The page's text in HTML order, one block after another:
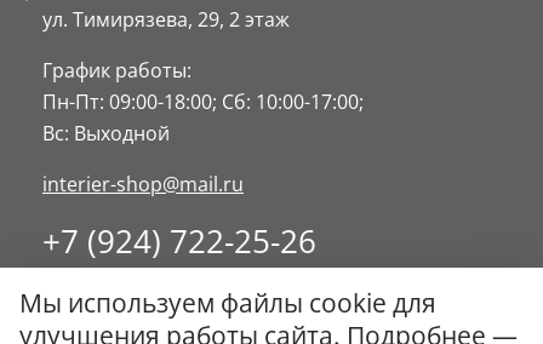
ул. Тимирязева, 29, 2 этаж
График работы:
Пн-Пт: 09:00-18:00; Сб: 10:00-17:00;
Вс: Выходной
interier-shop@mail.ru
+7 (924) 722-25-26
8 (4234) 32-17-89
Заказать обратный звонок
Мы используем файлы cookie для
улучшения работы сайта. Подробнее —